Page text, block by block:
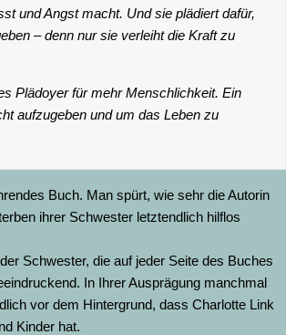
und Angst macht. Und sie plädiert dafür,
– denn nur sie verleiht die Kraft zu
Plädoyer für mehr Menschlichkeit. Ein
aufzugeben und um das Leben zu
Buch. Man spürt, wie sehr die Autorin
ihrer Schwester letztendlich hilflos
Schwester, die auf jeder Seite des Buches
In Ihrer Ausprägung manchmal
vor dem Hintergrund, dass Charlotte Link
Kinder hat.